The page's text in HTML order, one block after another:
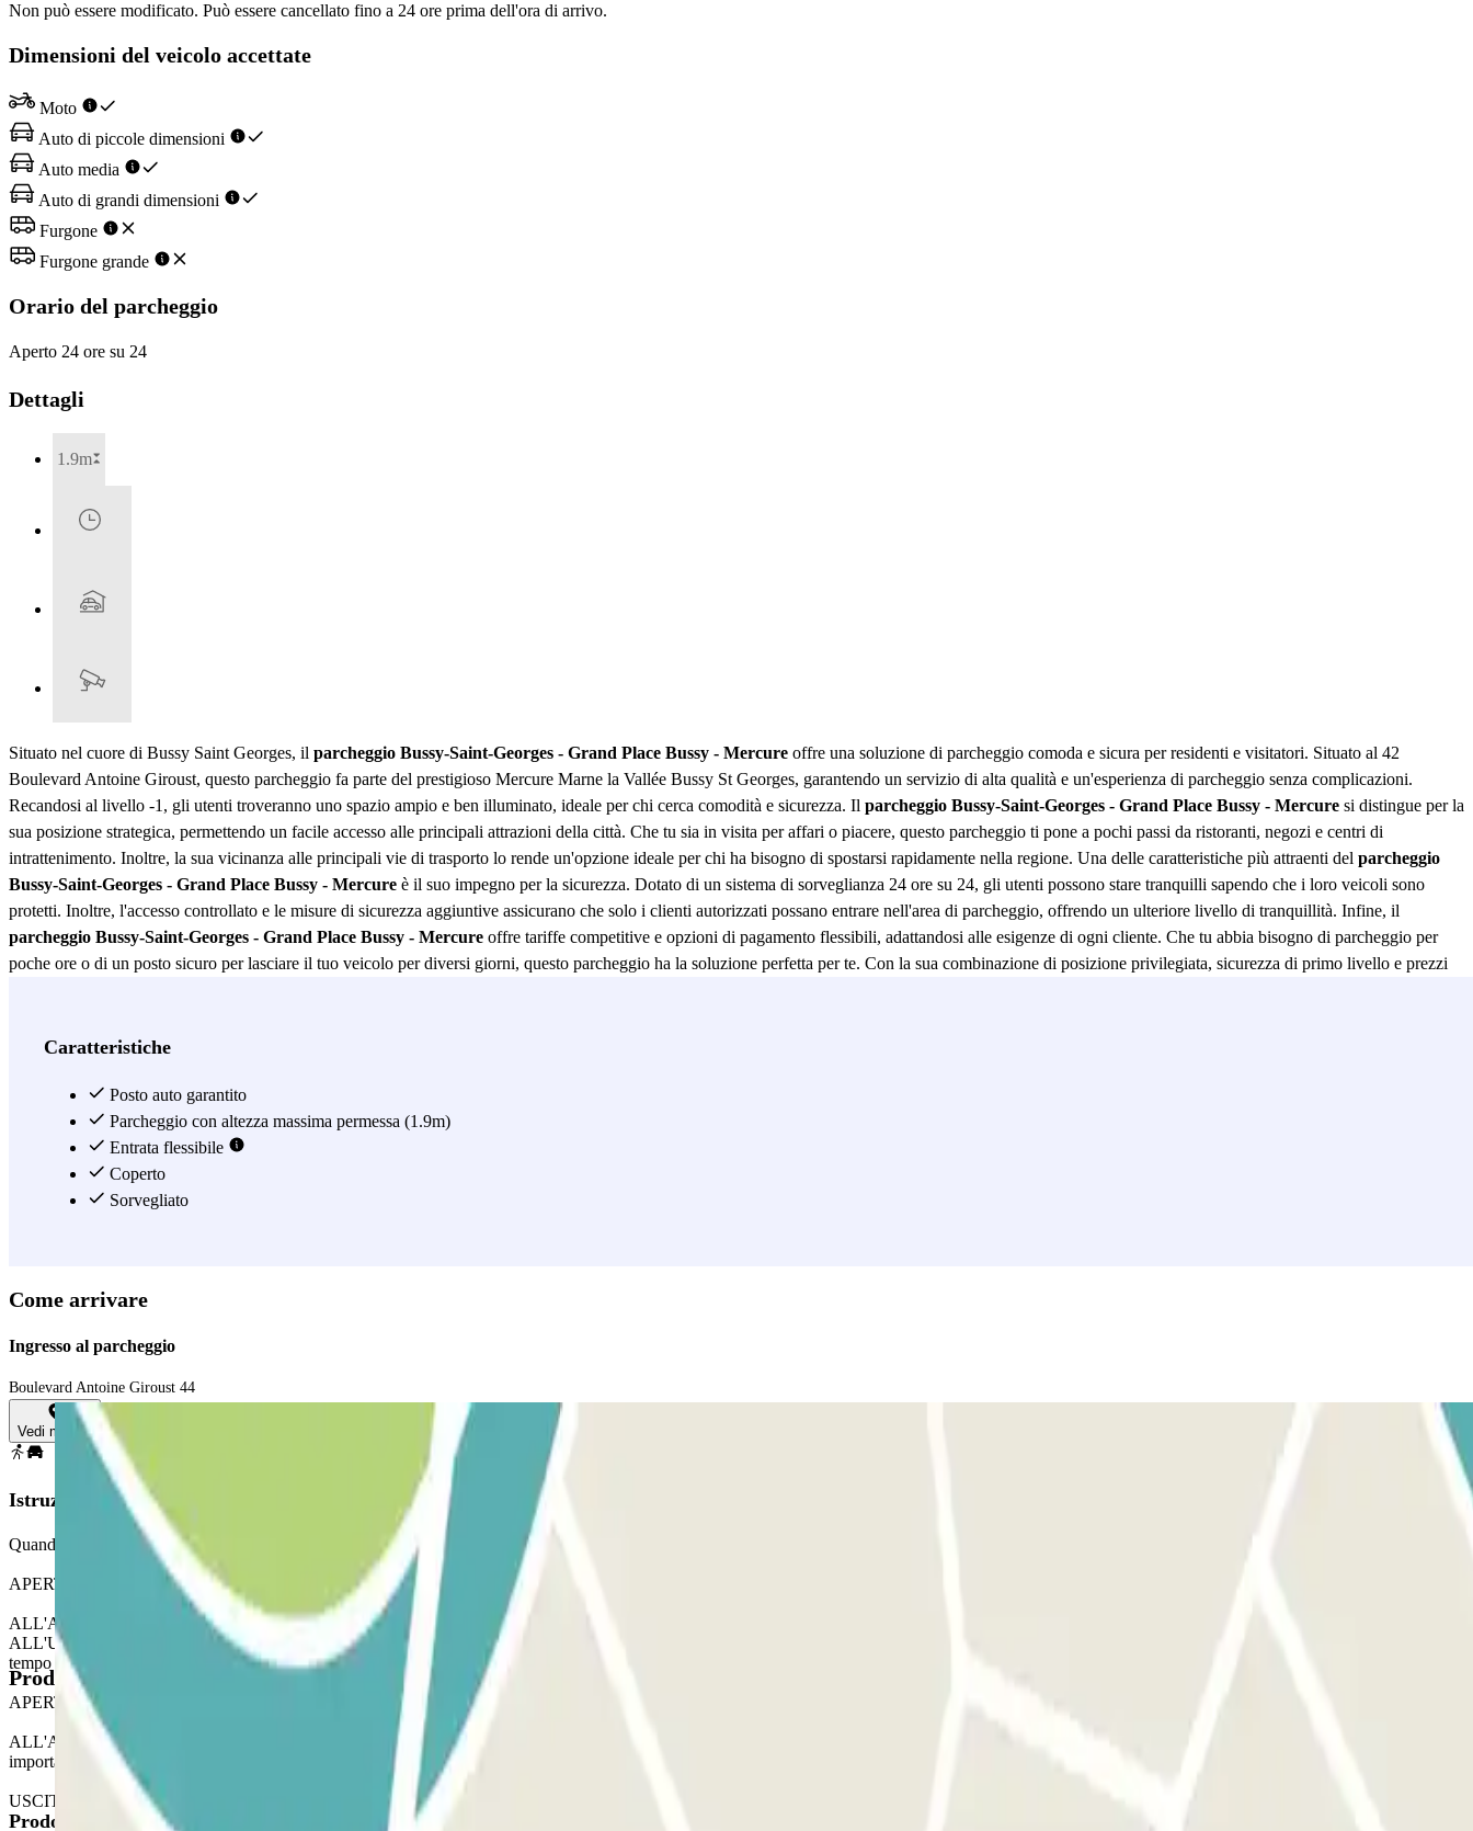
Non può essere modificato. Può essere cancellato fino a 24 ore prima dell'ora di arrivo.
Dimensioni del veicolo accettate
Moto
Auto di piccole dimensioni
Auto media
Auto di grandi dimensioni
Furgone
Furgone grande
Orario del parcheggio
Aperto 24 ore su 24
Dettagli
1.9m
Situato nel cuore di Bussy Saint Georges, il parcheggio Bussy-Saint-Georges - Grand Place Bussy - Mercure offre una soluzione di parcheggio comoda e sicura per residenti e visitatori. Situato al 42
Boulevard Antoine Giroust, questo parcheggio fa parte del prestigioso Mercure Marne la Vallée Bussy St Georges, garantendo un servizio di alta qualità e un'esperienza di parcheggio senza complicazioni.
Recandosi al livello -1, gli utenti troveranno uno spazio ampio e ben illuminato, ideale per chi cerca comodità e sicurezza. Il parcheggio Bussy-Saint-Georges - Grand Place Bussy - Mercure si distingue per la
sua posizione strategica, permettendo un facile accesso alle principali attrazioni della città. Che tu sia in visita per affari o piacere, questo parcheggio ti pone a pochi passi da ristoranti, negozi e centri di
intrattenimento. Inoltre, la sua vicinanza alle principali vie di trasporto lo rende un'opzione ideale per chi ha bisogno di spostarsi rapidamente nella regione. Una delle caratteristiche più attraenti del parcheggio
Bussy-Saint-Georges - Grand Place Bussy - Mercure è il suo impegno per la sicurezza. Dotato di un sistema di sorveglianza 24 ore su 24, gli utenti possono stare tranquilli sapendo che i loro veicoli sono
protetti. Inoltre, l'accesso controllato e le misure di sicurezza aggiuntive assicurano che solo i clienti autorizzati possano entrare nell'area di parcheggio, offrendo un ulteriore livello di tranquillità. Infine, il
parcheggio Bussy-Saint-Georges - Grand Place Bussy - Mercure offre tariffe competitive e opzioni di pagamento flessibili, adattandosi alle esigenze di ogni cliente. Che tu abbia bisogno di parcheggio per
poche ore o di un posto sicuro per lasciare il tuo veicolo per diversi giorni, questo parcheggio ha la soluzione perfetta per te. Con la sua combinazione di posizione privilegiata, sicurezza di primo livello e prezzi
Caratteristiche
Posto auto garantito
Parcheggio con altezza massima permessa (1.9m)
Entrata flessibile
Coperto
Sorvegliato
Come arrivare
Ingresso al parcheggio
Boulevard Antoine Giroust 44
Vedi mappa
Istruzioni
Quando si accede al parcheggio, ricordarsi di controllare la sezione "Informazioni importanti". L'accesso a questo parcheggio può essere effettuato tramite la nostra applicazione o con il digicode.
APERTURA CON L'APPLICAZIONE PARCLICK
ALL'ARRIVO: dall'applicazione o tramite il link della prenotazione, utilizzare l'apposito pulsante per aprire l'ingresso. Assicurarsi di essere davanti all'ingresso corretto prima di attivare il pulsante.
ALL'USCITA: una volta entrati, riceverete il pulsante per aprire l'uscita; la procedura è la stessa dell'ingresso. MARGINE: è possibile accedere al parcheggio fino a 30 minuti prima della prenotazione, ma questo
tempo supplementare verrà addebitato.
APERTURA TRAMITE DIGICODE
ALL'ARRIVO: inserire il codice riportato nella sezione “Informazioni importanti”. Digitare il codice seguito da # sulla tastiera. ALLA PARTENZA: inserire il codice riportato nella sezione “Informazioni
importanti”. Inserire il codice seguito da # sulla tastiera. MARGINE: è possibile accedere al parcheggio fino a 1 ora prima della prenotazione, ma questo tempo aggiuntivo verrà addebitato.”
USCITA PEDONALE
Prodotti disponibili
Prodotti di Parclick